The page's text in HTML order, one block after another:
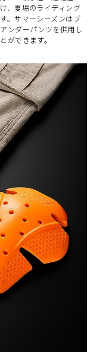
、夏場のライディング
。サマーシーズンはブ
ンダーパンツを併用し
ができます。